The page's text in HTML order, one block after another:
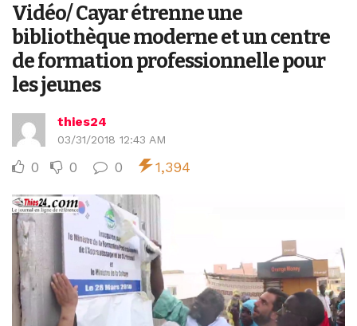
Vidéo/ Cayar étrenne une
bibliothèque moderne et un centre
de formation professionnelle pour
les jeunes
thies24
03/31/2018 12:43 AM
0 0 0 1,394